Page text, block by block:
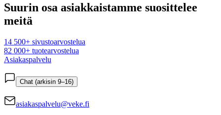
Suurin osa asiakkaistamme suosittelee
meitä
14 500+ sivustoarvostelua
82 000+ tuotearvostelua
Asiakaspalvelu
Chat (arkisin 9–16)
asiakaspalvelu@veke.fi